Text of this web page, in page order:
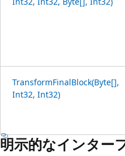
TransformFinalBlock(Byte[],
Int32, Int32)
明示的なインター